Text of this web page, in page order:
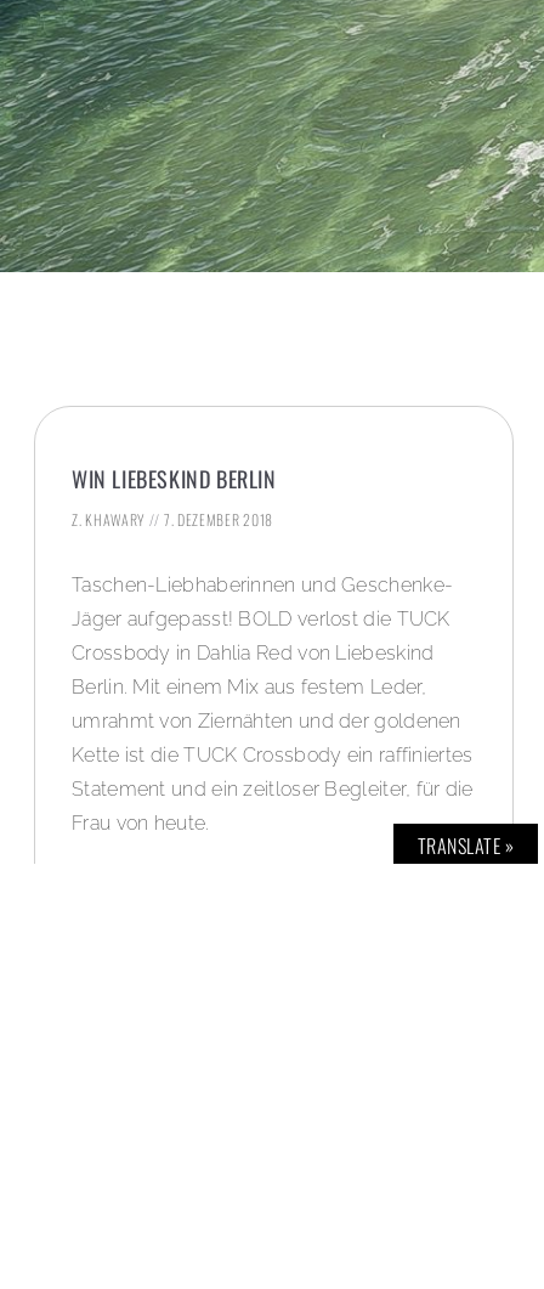
WIN LIEBESKIND BERLIN
Z. KHAWARY 7. DEZEMBER 2018
Taschen-Liebhaberinnen und Geschenke-
Jäger aufgepasst! BOLD verlost die TUCK
Crossbody in Dahlia Red von Liebeskind
Berlin. Mit einem Mix aus festem Leder,
umrahmt von Ziernähten und der goldenen
Kette ist die TUCK Crossbody ein raffiniertes
Statement und ein zeitloser Begleiter, für die
Frau von heute.
TRANSLATE »